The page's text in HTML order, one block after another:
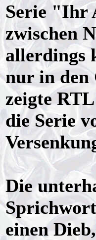
Serie "Ihr
zwischen
allerdings
nur in den
zeigte
die Serie
Die
einen